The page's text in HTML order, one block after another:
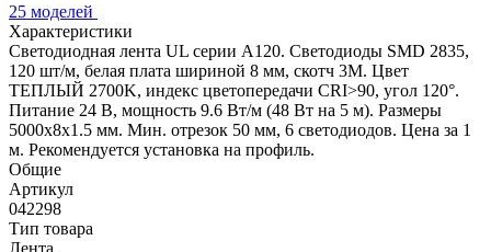
25 моделей
Характеристики
Светодиодная лента UL серии A120. Светодиоды SMD 2835,
120 шт/м, белая плата шириной 8 мм, скотч 3M. Цвет
ТЕПЛЫЙ 2700K, индекс цветопередачи CRI>90, угол 120°.
Питание 24 В, мощность 9.6 Вт/м (48 Вт на 5 м). Размеры
5000x8x1.5 мм. Мин. отрезок 50 мм, 6 светодиодов. Цена за 1
м. Рекомендуется установка на профиль.
Общие
Артикул
042298
Тип товара
Лента